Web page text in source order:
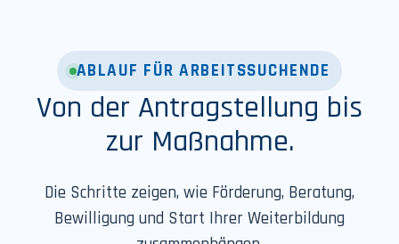
ABLAUF FÜR ARBEITSSUCHENDE
Von der Antragstellung bis
zur Maßnahme.
Die Schritte zeigen, wie Förderung, Beratung,
Bewilligung und Start Ihrer Weiterbildung